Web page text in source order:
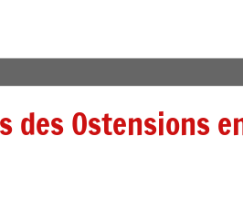
des Ostensions